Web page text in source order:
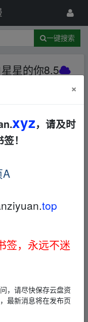
一键搜索
星星的你8.5
你 8.5https://pa
om w ww.y_un、pa
表本网站立场，作
，其版权归版权方
合法版权，请点击
链接指向的资源存
×
xyz，请及时
！
A
top
签，永远不迷
，请尽快保存云盘资
最新消息将在发布页